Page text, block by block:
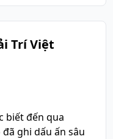
Trí Việt
biết đến qua
ghi dấu ấn sâu